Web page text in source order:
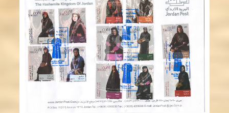
JS
JORDANSTAMPS.COM
EST. 2007